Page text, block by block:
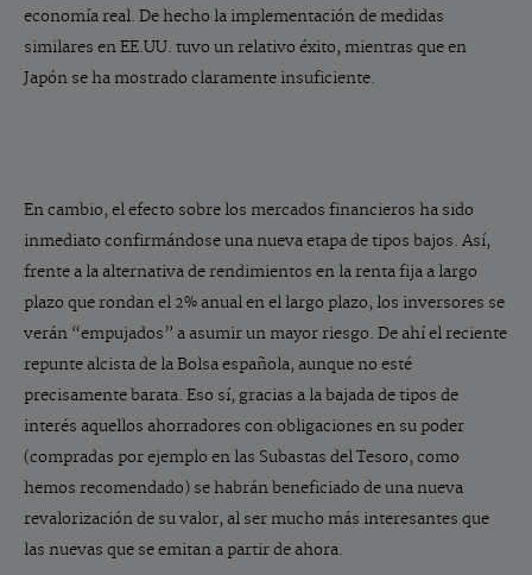
economía real. De hecho la implementación de medidas
similares en EE.UU. tuvo un relativo éxito, mientras que en
Japón se ha mostrado claramente insuficiente.
En cambio, el efecto sobre los mercados financieros ha sido
inmediato confirmándose una nueva etapa de tipos bajos. Así,
frente a la alternativa de rendimientos en la renta fija a largo
plazo que rondan el 2% anual en el largo plazo, los inversores se
verán “empujados” a asumir un mayor riesgo. De ahí el reciente
repunte alcista de la Bolsa española, aunque no esté
precisamente barata. Eso sí, gracias a la bajada de tipos de
interés aquellos ahorradores con obligaciones en su poder
(compradas por ejemplo en las Subastas del Tesoro, como
hemos recomendado) se habrán beneficiado de una nueva
revalorización de su valor, al ser mucho más interesantes que
las nuevas que se emitan a partir de ahora.